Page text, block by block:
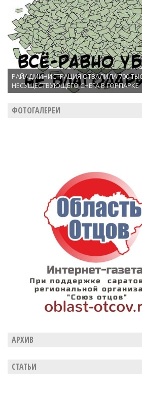
РАЙАДМИНИСТРАЦИЯ ОТВАЛИЛА 700
НЕСУЩЕСТВУЮЩЕГО СНЕГА В ГОРПАРКЕ
ФОТОГАЛЕРЕИ
АРХИВ
СТАТЬИ